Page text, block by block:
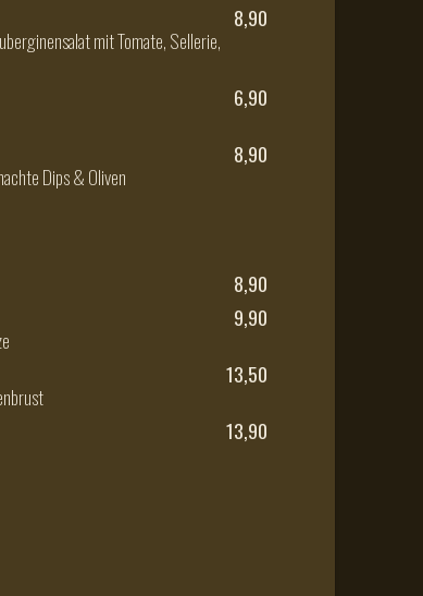
mit Tomate, Sellerie,
8,90
6,90
Dips & Oliven
8,90
8,90
9,90
13,50
13,90